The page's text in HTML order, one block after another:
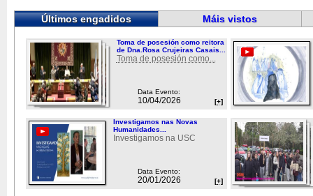
Últimos engadidos Máis vistos
Toma de posesión como reitora
de Dna.Rosa Crujeiras Casais...
Toma de posesión como...
Data Evento:
10/04/2026 [+]
Investigamos nas Novas
Humanidades...
Investigamos na USC
Data Evento:
20/01/2026 [+]